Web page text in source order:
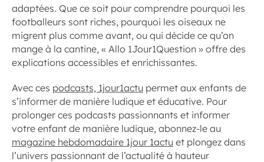
adaptées. Que ce soit pour comprendre pourquoi les
footballeurs sont riches, pourquoi les oiseaux ne
migrent plus comme avant, ou qui décide ce qu’on
mange à la cantine, « Allo 1Jour1Question » offre des
explications accessibles et enrichissantes.
Avec ces podcasts, 1jour1actu permet aux enfants de
s’informer de manière ludique et éducative. Pour
prolonger ces podcasts passionnants et informer
votre enfant de manière ludique, abonnez-le au
magazine hebdomadaire 1jour 1actu et plongez dans
l’univers passionnant de l’actualité à hauteur